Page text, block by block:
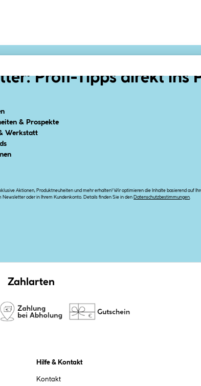
Profi-Tipps direkt ins
& Prospekte
Werkstatt
Aktionen, Produktneuheiten und mehr erhalten! Wir optimieren die Inhalte basierend auf
oder in Ihrem Kundenkonto. Details finden Sie in den
Datenschutzbestimmungen
Zahlarten
Hilfe & Kontakt
Kontakt